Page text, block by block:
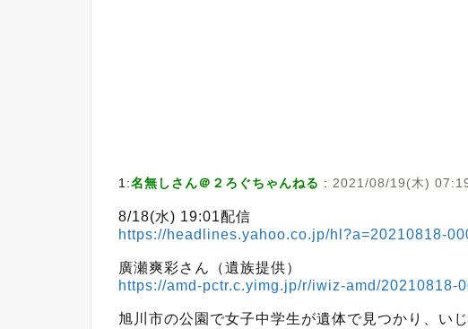
1:名無しさん＠２ろぐちゃんねる : 2021/08/19(木)
8/18(水) 19:01配信
https://headlines.yahoo.co.jp/hl?a=20210818-
廣瀬爽彩さん（遺族提供）
https://amd-pctr.c.yimg.jp/r/iwiz-amd/20210818-
旭川市の公園で女子中学生が遺体で見つかり、い